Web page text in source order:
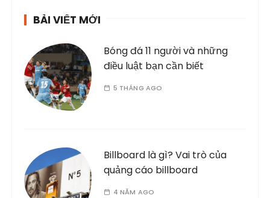
BÀI VIẾT MỚI
Bóng đá 11 người và những
điều luật bạn cần biết
5 THÁNG AGO
Billboard là gì? Vai trò của
quảng cáo billboard
4 NĂM AGO